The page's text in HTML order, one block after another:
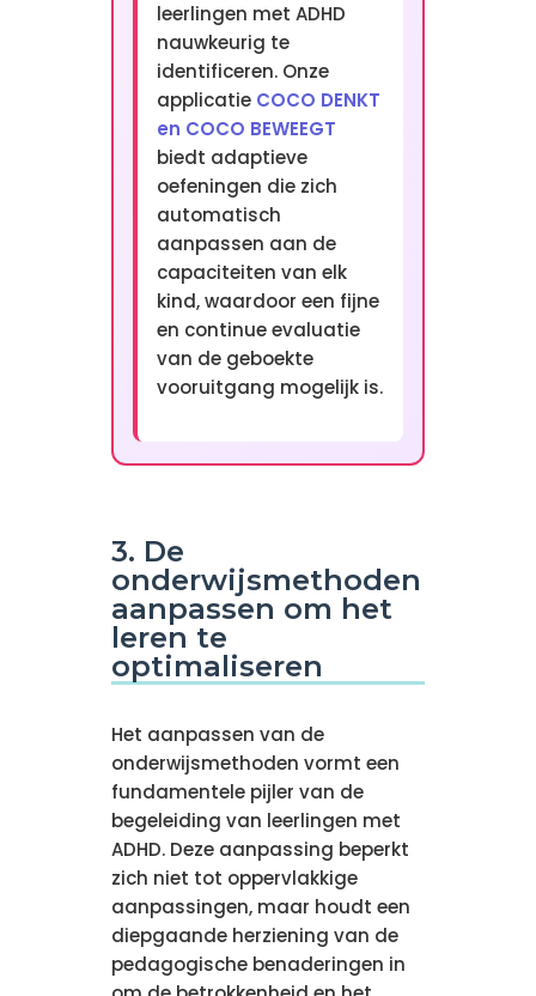
leerlingen met ADHD
nauwkeurig te
identificeren. Onze
applicatie COCO DENKT
en COCO BEWEEGT
biedt adaptieve
oefeningen die zich
automatisch
aanpassen aan de
capaciteiten van elk
kind, waardoor een fijne
en continue evaluatie
van de geboekte
vooruitgang mogelijk is.
3. De
onderwijsmethoden
aanpassen om het
leren te
optimaliseren
Het aanpassen van de
onderwijsmethoden vormt een
fundamentele pijler van de
begeleiding van leerlingen met
ADHD. Deze aanpassing beperkt
zich niet tot oppervlakkige
aanpassingen, maar houdt een
diepgaande herziening van de
pedagogische benaderingen in